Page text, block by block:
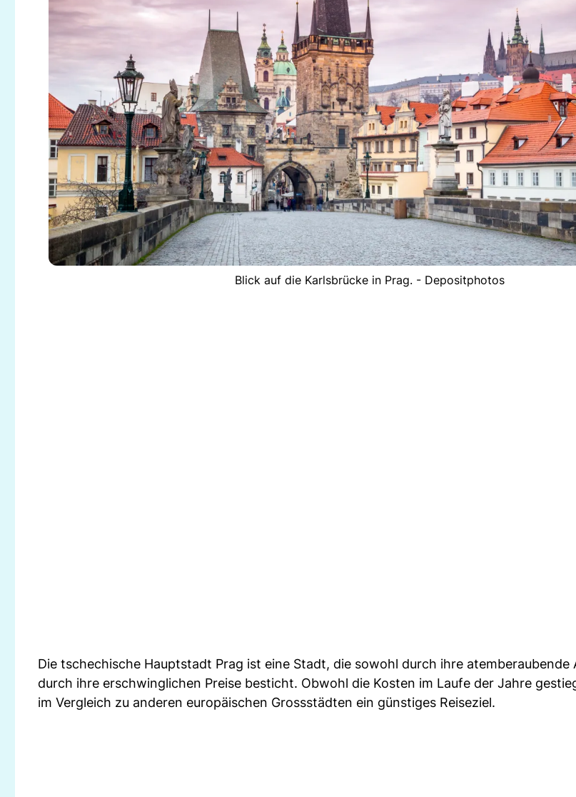
Blick auf die Karlsbrücke in Prag. - Depositphotos
Die tschechische Hauptstadt Prag ist eine Stadt, die sowohl durch ihre atemberaubende
durch ihre erschwinglichen Preise besticht. Obwohl die Kosten im Laufe der Jahre
im Vergleich zu anderen europäischen Grossstädten ein günstiges Reiseziel.